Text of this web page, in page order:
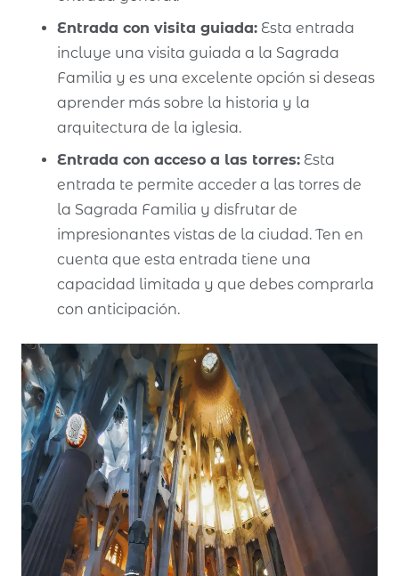
Entrada con visita guiada: Esta entrada
incluye una visita guiada a la Sagrada
Familia y es una excelente opción si deseas
aprender más sobre la historia y la
arquitectura de la iglesia.
Entrada con acceso a las torres: Esta
entrada te permite acceder a las torres de
la Sagrada Familia y disfrutar de
impresionantes vistas de la ciudad. Ten en
cuenta que esta entrada tiene una
capacidad limitada y que debes comprarla
con anticipación.